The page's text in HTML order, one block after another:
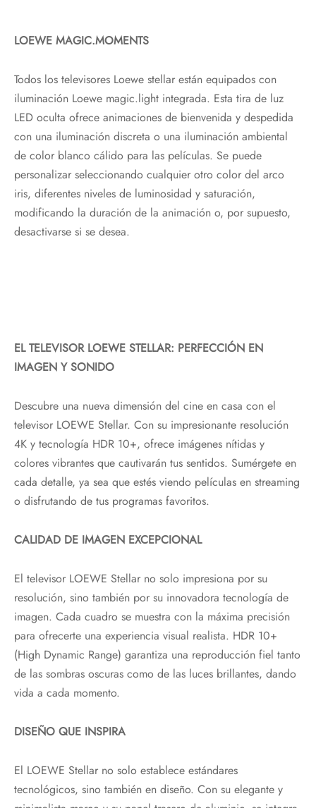
LOEWE MAGIC.MOMENTS
Todos los televisores Loewe stellar están equipados con
iluminación Loewe magic.light integrada. Esta tira de luz
LED oculta ofrece animaciones de bienvenida y despedida
con una iluminación discreta o una iluminación ambiental
de color blanco cálido para las películas. Se puede
personalizar seleccionando cualquier otro color del arco
iris, diferentes niveles de luminosidad y saturación,
modificando la duración de la animación o, por supuesto,
desactivarse si se desea.
EL TELEVISOR LOEWE STELLAR: PERFECCIÓN EN
IMAGEN Y SONIDO
Descubre una nueva dimensión del cine en casa con el
televisor LOEWE Stellar. Con su impresionante resolución
4K y tecnología HDR 10+, ofrece imágenes nítidas y
colores vibrantes que cautivarán tus sentidos. Sumérgete en
cada detalle, ya sea que estés viendo películas en streaming
o disfrutando de tus programas favoritos.
CALIDAD DE IMAGEN EXCEPCIONAL
El televisor LOEWE Stellar no solo impresiona por su
resolución, sino también por su innovadora tecnología de
imagen. Cada cuadro se muestra con la máxima precisión
para ofrecerte una experiencia visual realista. HDR 10+
(High Dynamic Range) garantiza una reproducción fiel tanto
de las sombras oscuras como de las luces brillantes, dando
vida a cada momento.
DISEÑO QUE INSPIRA
El LOEWE Stellar no solo establece estándares
tecnológicos, sino también en diseño. Con su elegante y